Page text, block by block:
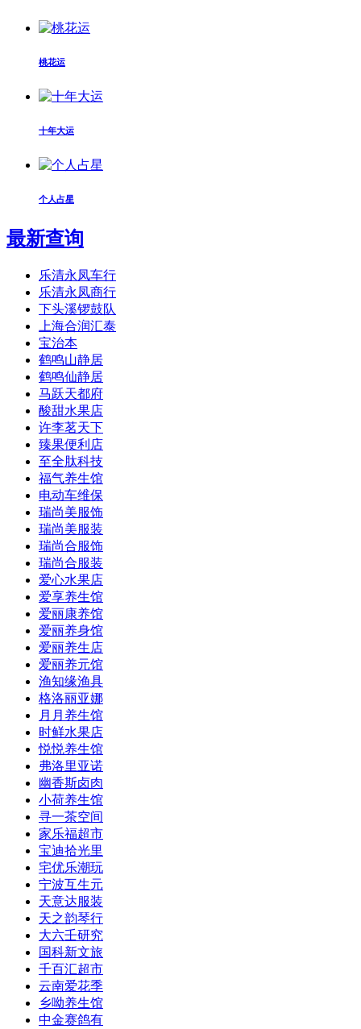
桃花运
十年大运
个人占星
最新查询
乐清永凤车行
乐清永凤商行
下头溪锣鼓队
上海合润汇泰
宝治本
鹤鸣山静居
鹤鸣仙静居
马跃天都府
酸甜水果店
许李茗天下
臻果便利店
至全肽科技
福气养生馆
电动车维保
瑞尚美服饰
瑞尚美服装
瑞尚合服饰
瑞尚合服装
爱心水果店
爱享养生馆
爱丽康养馆
爱丽养身馆
爱丽养生店
爱丽养元馆
渔知缘渔具
格洛丽亚娜
月月养生馆
时鲜水果店
悦悦养生馆
弗洛里亚诺
幽香斯卤肉
小荷养生馆
寻一茶空间
家乐福超市
宝迪拾光里
宅优乐潮玩
宁波互生元
天意达服装
天之韵琴行
大六壬研究
国科新文旅
千百汇超市
云南爱花季
乡呦养生馆
中金赛鸽有